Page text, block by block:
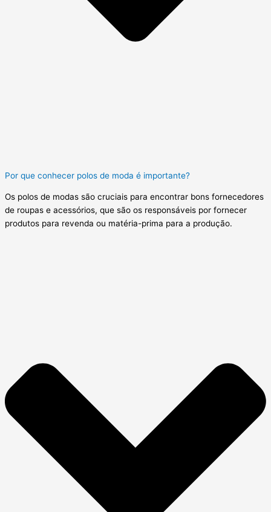
Por que conhecer polos de moda é importante?
Os polos de modas são cruciais para encontrar bons fornecedores
de roupas e acessórios, que são os responsáveis por fornecer
produtos para revenda ou matéria-prima para a produção.